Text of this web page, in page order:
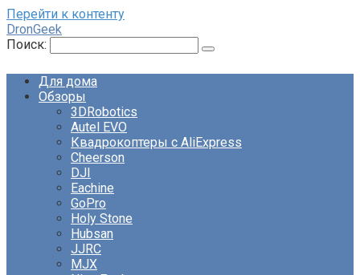
Перейти к контенту
DronGeek
Поиск:
Для дома
Обзоры
3DRobotics
Autel EVO
Квадрокоптеры с AliExpress
Cheerson
DJI
Eachine
GoPro
Holy Stone
Hubsan
JJRC
MJX